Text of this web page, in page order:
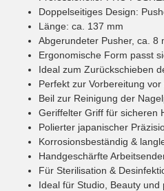
Doppelseitiges Design:
Länge: ca. 137 mm
Abgerundeter Pusher, ca. 8
Ergonomische Form passt
Ideal zum Zurückschieben
Perfekt zur Vorbereitung
Beil zur Reinigung der
Geriffelter Griff für sicheren
Polierter japanischer
Korrosionsbeständig &
Handgeschärfte
Für Sterilisation &
Ideal für Studio, Beauty